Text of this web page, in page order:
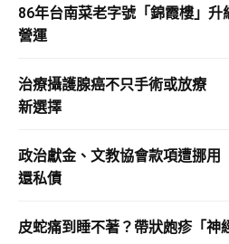
86年台南菜老字號「錦霞樓」
營運
治療攝護腺癌不只手術或放療
新選擇
政治獻金、文教協會款項遭挪
還私債
皮蛇痛到睡不著？帶狀皰疹「神